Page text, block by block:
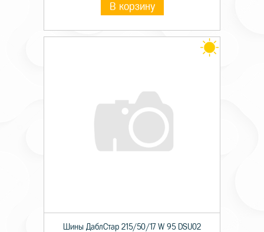
В корзину
Шины ДаблСтар 215/50/17 W 95 DSU02